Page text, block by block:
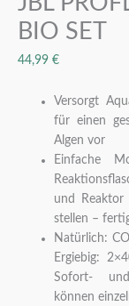
BIO SET
44,99 €
Versorgt
für einen
Algen vor
Einfache
und Reaktor
stellen –
Natürlich:
Ergiebig:
Sofort- und
können